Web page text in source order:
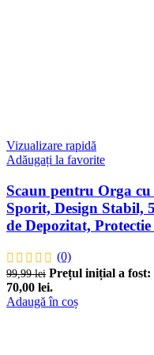
Vizualizare rapidă
Adăugați la favorite
Scaun pentru Orga
Sporit, Design Stabil,
de Depozitat,
(0)
99,99lei Prețul inițial a fost:
70,00 lei.
Adaugă în coș